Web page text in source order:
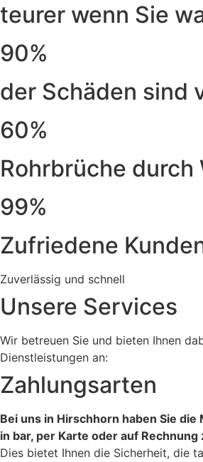
teurer wenn Sie
90%
der Schäden sind
60%
Rohrbrüche durch
99%
Zufriedene
Zuverlässig und schnell
Unsere Services
Wir betreuen Sie und bieten Ihnen
Dienstleistungen an:
Zahlungsarten
Bei uns in Hirschhorn haben Sie die
in bar, per Karte oder auf Rechnung
Dies bietet Ihnen die Sicherheit, die